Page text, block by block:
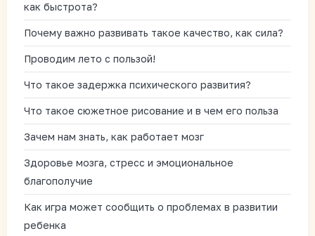
как быстрота?
Почему важно развивать такое качество, как сила?
Проводим лето с пользой!
Что такое задержка психического развития?
Что такое сюжетное рисование и в чем его польза
Зачем нам знать, как работает мозг
Здоровье мозга, стресс и эмоциональное
благополучие
Как игра может сообщить о проблемах в развитии
ребенка